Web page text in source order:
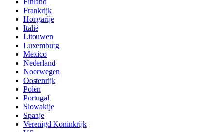
Finland
Frankrijk
Hongarije
Italië
Litouwen
Luxemburg
Mexico
Nederland
Noorwegen
Oostenrijk
Polen
Portugal
Slowakije
Spanje
Verenigd Koninkrijk